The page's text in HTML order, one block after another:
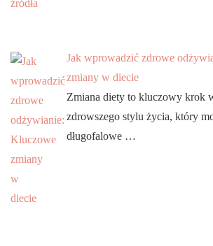
Jak wprowadzić zdrowe
zmiany w diecie
Zmiana diety to kluczowy krok
zdrowszego stylu życia, który
długofalowe …